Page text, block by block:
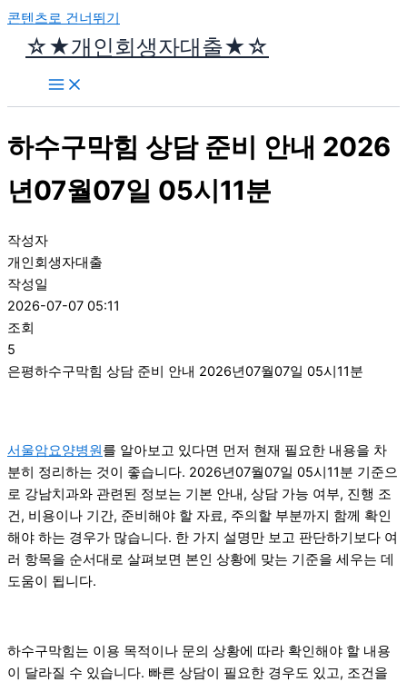
콘텐츠로 건너뛰기
☆★개인회생자대출★☆
하수구막힘 상담 준비 안내 2026
년07월07일 05시11분
작성자
개인회생자대출
작성일
2026-07-07 05:11
조회
5
은평하수구막힘 상담 준비 안내 2026년07월07일 05시11분
서울암요양병원를 알아보고 있다면 먼저 현재 필요한 내용을 차
분히 정리하는 것이 좋습니다. 2026년07월07일 05시11분 기준으
로 강남치과와 관련된 정보는 기본 안내, 상담 가능 여부, 진행 조
건, 비용이나 기간, 준비해야 할 자료, 주의할 부분까지 함께 확인
해야 하는 경우가 많습니다. 한 가지 설명만 보고 판단하기보다 여
러 항목을 순서대로 살펴보면 본인 상황에 맞는 기준을 세우는 데
도움이 됩니다.
하수구막힘는 이용 목적이나 문의 상황에 따라 확인해야 할 내용
이 달라질 수 있습니다. 빠른 상담이 필요한 경우도 있고, 조건을